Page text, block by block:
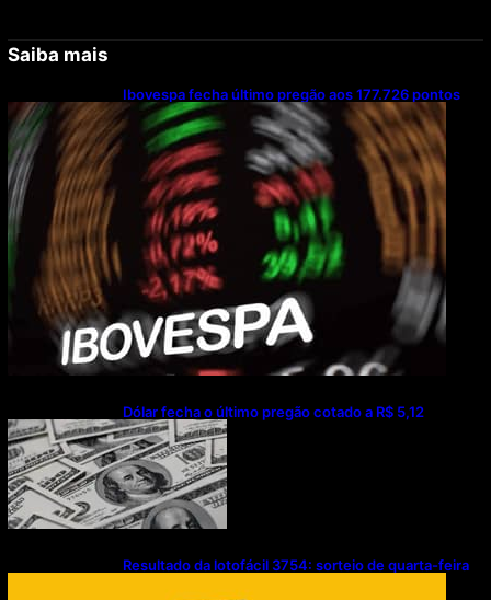
Saiba mais
Ibovespa fecha último pregão aos 177.726 pontos
Dólar fecha o último pregão cotado a R$ 5,12
Resultado da lotofácil 3754: sorteio de quarta-feira